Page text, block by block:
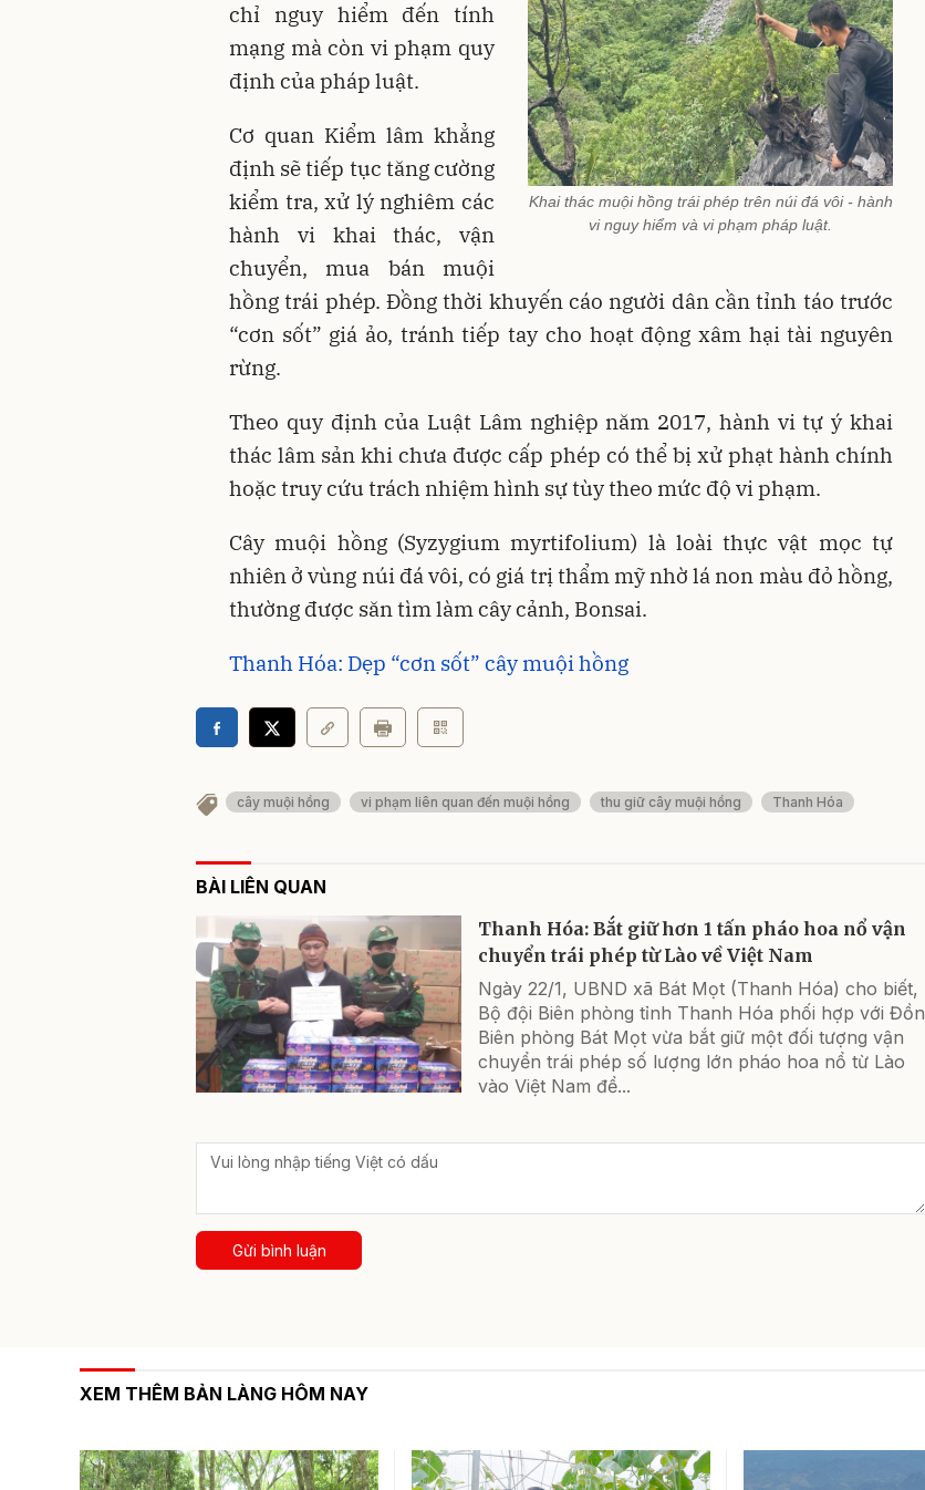
Khai thác muội hồng trái phép trên núi đá vôi - hành
vi nguy hiểm và vi phạm pháp luật.
chỉ nguy hiểm đến tính
mạng mà còn vi phạm quy
định của pháp luật.
Cơ quan Kiểm lâm khẳng
định sẽ tiếp tục tăng cường
kiểm tra, xử lý nghiêm các
hành vi khai thác, vận
chuyển, mua bán muội
hồng trái phép. Đồng thời khuyến cáo người dân cần tỉnh táo trước
“cơn sốt” giá ảo, tránh tiếp tay cho hoạt động xâm hại tài nguyên
rừng.
Theo quy định của Luật Lâm nghiệp năm 2017, hành vi tự ý khai
thác lâm sản khi chưa được cấp phép có thể bị xử phạt hành chính
hoặc truy cứu trách nhiệm hình sự tùy theo mức độ vi phạm.
Cây muội hồng (Syzygium myrtifolium) là loài thực vật mọc tự
nhiên ở vùng núi đá vôi, có giá trị thẩm mỹ nhờ lá non màu đỏ hồng,
thường được săn tìm làm cây cảnh, Bonsai.
Thanh Hóa: Dẹp “cơn sốt” cây muội hồng
cây muội hồng vi phạm liên quan đến muội hồng thu giữ cây muội hồng Thanh Hóa
BÀI LIÊN QUAN
Thanh Hóa: Bắt giữ hơn 1 tấn pháo hoa nổ vận
chuyển trái phép từ Lào về Việt Nam
Ngày 22/1, UBND xã Bát Mọt (Thanh Hóa) cho biết,
Bộ đội Biên phòng tỉnh Thanh Hóa phối hợp với Đồn
Biên phòng Bát Mọt vừa bắt giữ một đối tượng vận
chuyển trái phép số lượng lớn pháo hoa nổ từ Lào
vào Việt Nam để...
Gửi bình luận
XEM THÊM BẢN LÀNG HÔM NAY